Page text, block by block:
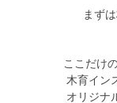
まず
ここだけ
木育イン
オリジナ